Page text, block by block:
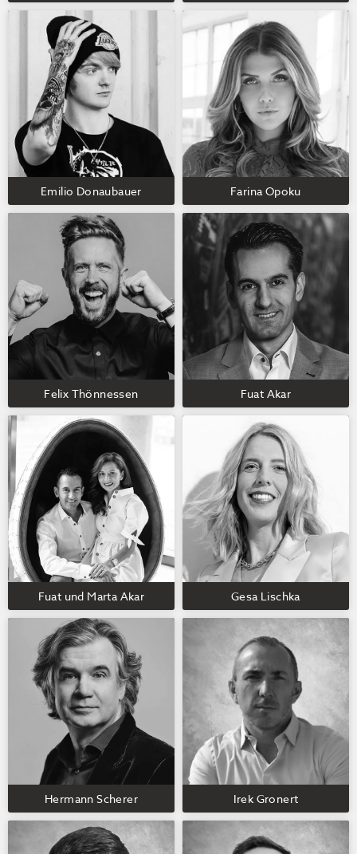
Emilio Donaubauer Farina Opoku
Felix Thönnessen Fuat Akar
Fuat und Marta Akar Gesa Lischka
Hermann Scherer Irek Gronert